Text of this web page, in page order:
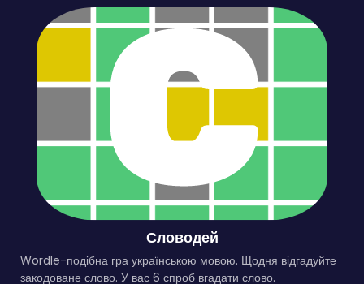
Словодей
Wordle-подібна гра українською мовою. Щодня відгадуйте
закодоване слово. У вас 6 спроб вгадати слово.